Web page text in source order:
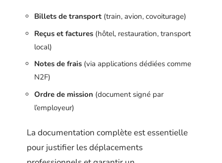
Billets de transport (train, avion, covoiturage)
Reçus et factures (hôtel, restauration, transport
local)
Notes de frais (via applications dédiées comme
N2F)
Ordre de mission (document signé par
l’employeur)
La documentation complète est essentielle
pour justifier les déplacements